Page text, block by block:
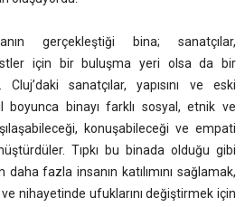
gerçekleştiği bina; sanatçılar,
için bir buluşma yeri olsa da bir
sanatçılar, yapısını ve eski
boyunca binayı farklı sosyal, etnik ve
konuşabileceği ve empati
Tıpkı bu binada olduğu gibi
fazla insanın katılımını sağlamak,
nihayetinde ufuklarını değiştirmek için